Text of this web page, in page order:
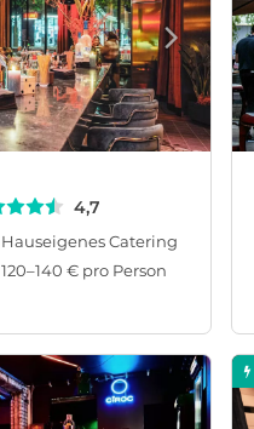
4,7
Hauseigenes Catering
120–140 € pro Person